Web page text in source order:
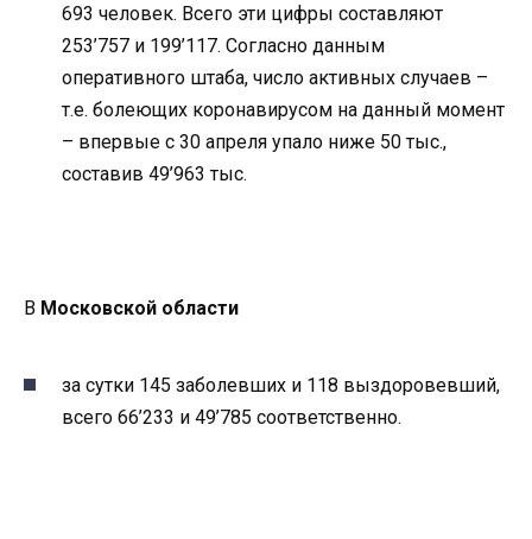
693 человек. Всего эти цифры составляют
253’757 и 199’117. Согласно данным
оперативного штаба, число активных случаев –
т.е. болеющих коронавирусом на данный момент
– впервые с 30 апреля упало ниже 50 тыс.,
составив 49’963 тыс.
В Московской области
за сутки 145 заболевших и 118 выздоровевший,
всего 66’233 и 49’785 соответственно.